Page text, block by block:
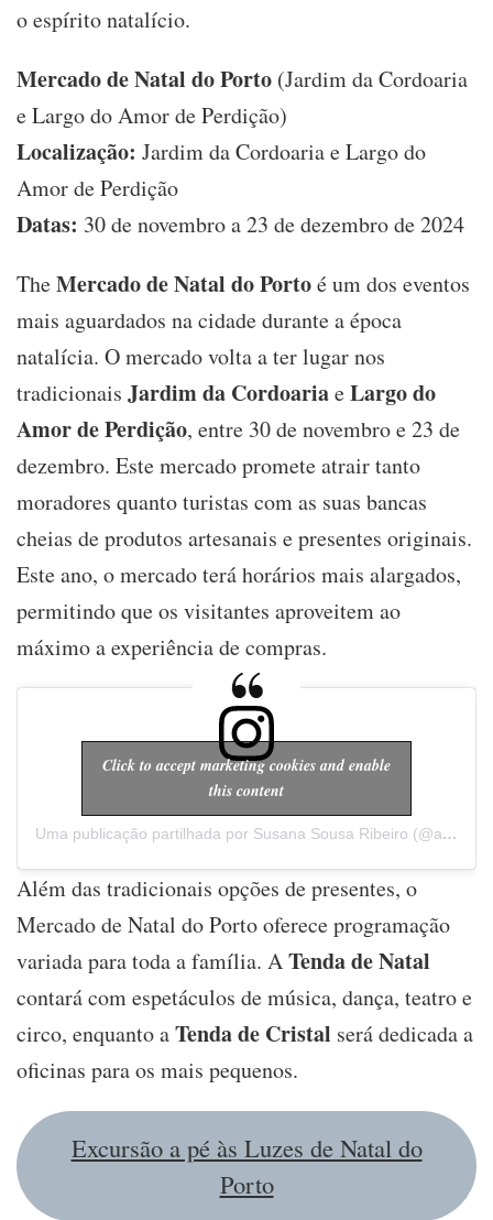
o espírito natalício.
Mercado de Natal do Porto (Jardim da Cordoaria
e Largo do Amor de Perdição)
Localização: Jardim da Cordoaria e Largo do
Amor de Perdição
Datas: 30 de novembro a 23 de dezembro de 2024
TheMercado de Natal do Portoé um dos eventos
mais aguardados na cidade durante a época
natalícia. O mercado volta a ter lugar nos
tradicionais Jardim da CordoariaeLargo do
Amor de Perdição, entre 30 de novembro e 23 de
dezembro. Este mercado promete atrair tanto
moradores quanto turistas com as suas bancas
cheias de produtos artesanais e presentes originais.
Este ano, o mercado terá horários mais alargados,
permitindo que os visitantes aproveitem ao
máximo a experiência de compras.
Uma publicação partilhada por Susana Sousa Ribeiro (@a.cachopa)
Click to accept marketing cookies and enable
this content
Além das tradicionais opções de presentes, o
Mercado de Natal do Porto oferece programação
variada para toda a família. ATenda de Natal
contará com espetáculos de música, dança, teatro e
circo, enquanto aTenda de Cristal será dedicada a
oficinas para os mais pequenos.
Excursão a pé às Luzes de Natal do
Porto